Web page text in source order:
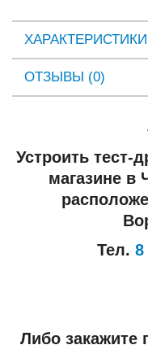
ХАРАКТЕРИСТИКИ
ОТЗЫВЫ (0)
Устроить
магазине в
Тел. 8
Либо закажите